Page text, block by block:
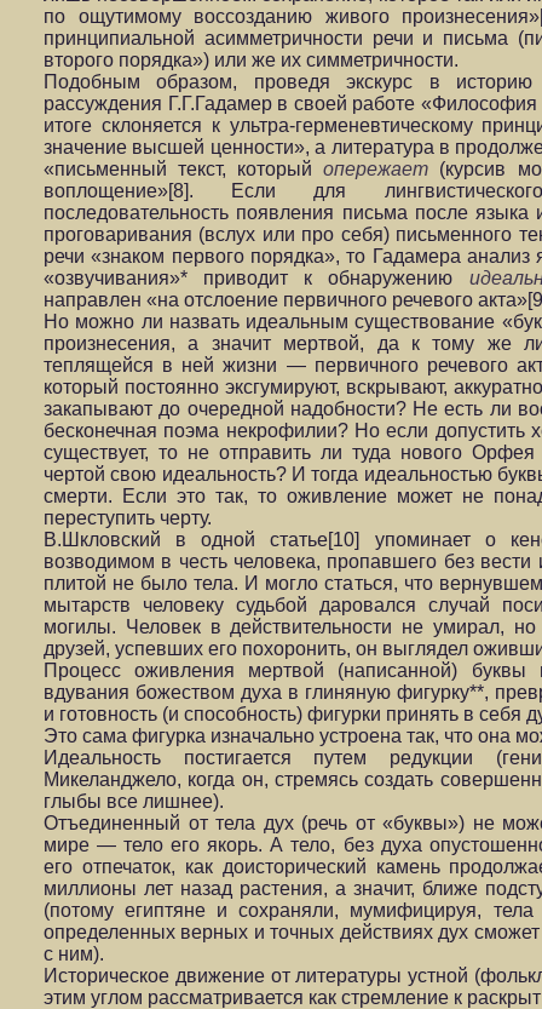
по ощутимому воссозданию живого
принципиальной асимметричности речи и письма
второго порядка») или же их симметричности.
Подобным образом, проведя экскурс в историю
рассуждения Г.Г.Гадамер в своей работе
итоге склоняется к ультра-герменевтическому
значение высшей ценности», а литература в
«письменный текст, которыйопережает (курсив
воплощение»[8]. Если для
последовательность появления письма после языка
проговаривания (вслух или про себя) письменного
речи «знаком первого порядка», то Гадамера анализ
«озвучивания»* приводит к обнаружению
направлен «на отслоение первичного речевого
Но можно ли назвать идеальным существование
произнесения, а значит мертвой, да к тому же
теплящейся в ней жизни — первичного речевого
который постоянно эксгумируют, вскрывают,
закапывают до очередной надобности? Не есть ли
бесконечная поэма некрофилии? Но если допустить
существует, то не отправить ли туда нового
чертой свою идеальность? И тогда идеальностью
смерти. Если это так, то оживление может не
переступить черту.
В.Шкловский в одной статье[10] упоминает о
возводимом в честь человека, пропавшего без
плитой не было тела. И могло статься, что
мытарств человеку судьбой даровался случай
могилы. Человек в действительности не умирал,
друзей, успевших его похоронить, он выглядел
Процесс оживления мертвой (написанной) буквы
вдувания божеством духа в глиняную фигурку**,
и готовность (и способность) фигурки принять в себя
Это сама фигурка изначально устроена так, что она
Идеальность постигается путем редукции
Микеланджело, когда он, стремясь создать
глыбы все лишнее).
Отъединенный от тела дух (речь от «буквы») не
мире — тело его якорь. А тело, без духа
его отпечаток, как доисторический камень
миллионы лет назад растения, а значит, ближе
(потому египтяне и сохраняли, мумифицируя,
определенных верных и точных действиях дух
с ним).
Историческое движение от литературы устной
этим углом рассматривается как стремление к